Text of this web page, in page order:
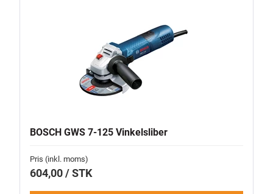
BOSCH GWS 7-125 Vinkelsliber
Pris (inkl. moms)
604,00 / STK